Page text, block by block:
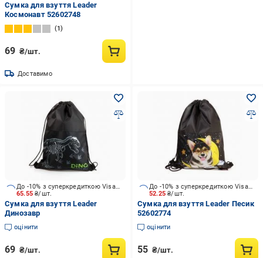
Сумка для взуття Leader
Космонавт 52602748
1
69 ₴/шт.
Доставимо
65.55₴/шт.
До -10% з суперкредиткою Visa Вигода
Сумка для взуття Leader
Динозавр
оцінити
69 ₴/шт.
52.25₴/шт.
До -10% з суперкредиткою Visa Вигода
Сумка для взуття Leader Песик
52602774
оцінити
55 ₴/шт.